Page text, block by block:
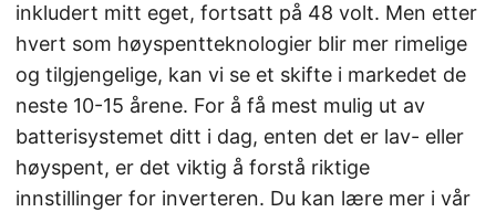
inkludert mitt eget, fortsatt på 48 volt. Men etter
hvert som høyspentteknologier blir mer rimelige
og tilgjengelige, kan vi se et skifte i markedet de
neste 10-15 årene. For å få mest mulig ut av
batterisystemet ditt i dag, enten det er lav- eller
høyspent, er det viktig å forstå riktige
innstillinger for inverteren. Du kan lære mer i vår